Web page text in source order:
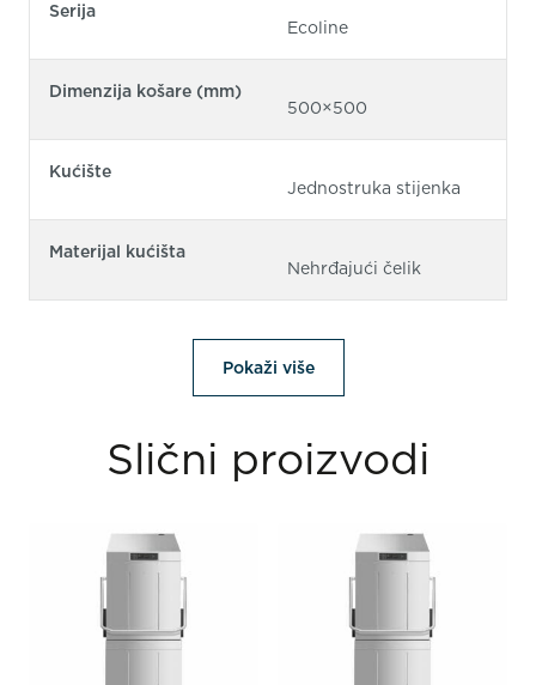
Serija
Ecoline
Dimenzija košare (mm)
500×500
Kućište
Jednostruka stijenka
Materijal kućišta
Nehrđajući čelik
Pokaži više
Slični proizvodi